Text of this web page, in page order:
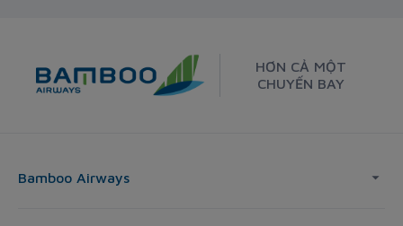
HƠN CẢ MỘT
CHUYẾN BAY
Bamboo Airways